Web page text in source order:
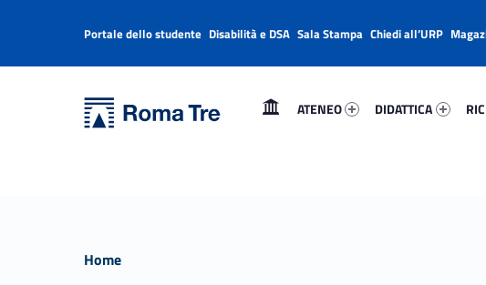
Università Roma Tre
ATENEO
DIDATTICA
Header info sidebar
Portale dello studente Disabilità e DSA Sala Stampa Chiedi all’URP
Home